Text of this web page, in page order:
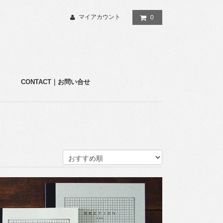
マイアカウント 0
CONTACT｜お問い合せ